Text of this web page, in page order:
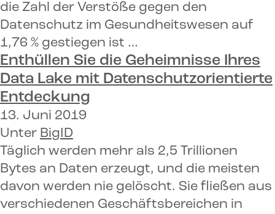
die Zahl der Verstöße gegen den
Datenschutz im Gesundheitswesen auf
1,76 % gestiegen ist …
Enthüllen Sie die Geheimnisse Ihres
Data Lake mit Datenschutzorientierte
Entdeckung
13. Juni 2019
Unter BigID
Täglich werden mehr als 2,5 Trillionen
Bytes an Daten erzeugt, und die meisten
davon werden nie gelöscht. Sie fließen aus
verschiedenen Geschäftsbereichen in